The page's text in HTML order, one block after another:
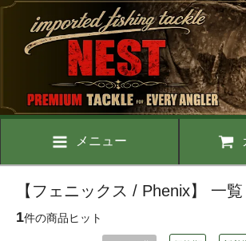
メニュー
【フェニックス / Phenix】 一覧
1件の商品ヒット